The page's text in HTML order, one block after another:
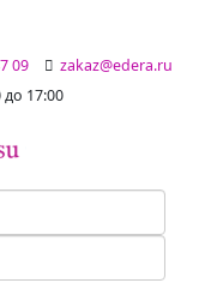
09
zakaz@edera.ru
17:00